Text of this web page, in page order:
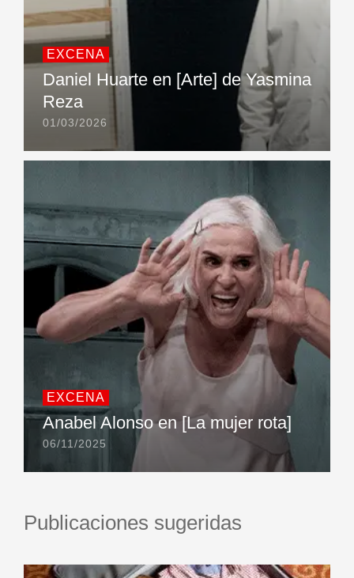
EXCENA
Daniel Huarte en [Arte] de Yasmina
Reza
01/03/2026
EXCENA
Anabel Alonso en [La mujer rota]
06/11/2025
Publicaciones sugeridas